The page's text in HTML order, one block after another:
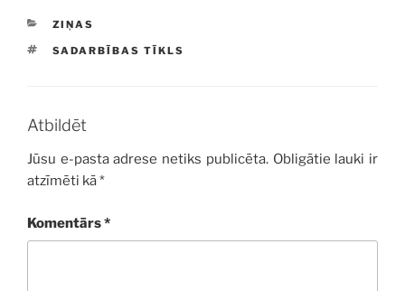
KATEGORIJAS
ZIŅAS
BIRKAS
SADARBĪBAS TĪKLS
Atbildēt
Jūsu e-pasta adrese netiks publicēta. Obligātie lauki ir
atzīmēti kā*
Komentārs*